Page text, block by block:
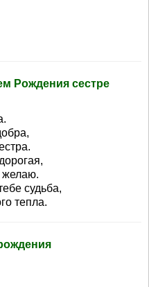
Рождения сестре
желаю.
судьба,
тепла.